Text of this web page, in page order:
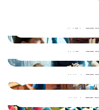
مهندسی خلاقیت و نقش آن در فعالیت های گروهی و تیمی کودکان و نوجوانان
مهندسی خلاقیت روشی مناسب برای آموزش غیر مستقیم برای کودکان و نوجوانان
مهندسی خلاقیت و نقش آن در STEAM برای کودکان و نوجوانان
مهندسی خلاقیت و نقش آن در بهبود مهارتهای لازم برای کودکان و نوجوانان